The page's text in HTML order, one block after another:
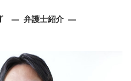
戸市
相談 芦屋市
相談 尼崎市
相談 芦屋市
弁護士紹介